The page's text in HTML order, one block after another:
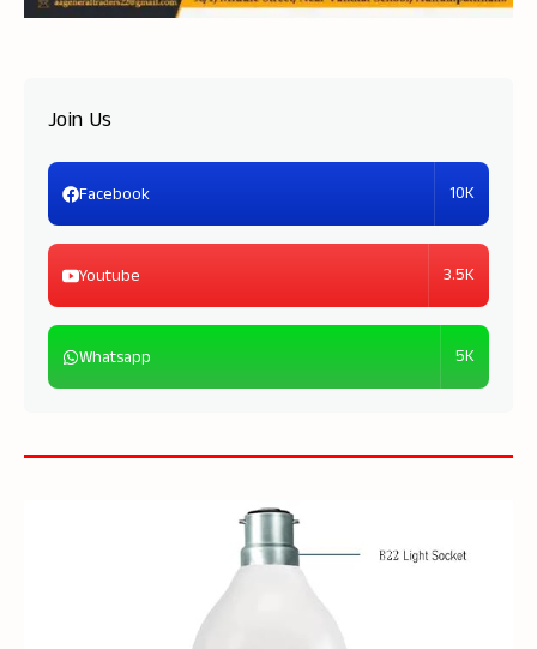
Join Us
Facebook 10K
Youtube 3.5K
Whatsapp 5K